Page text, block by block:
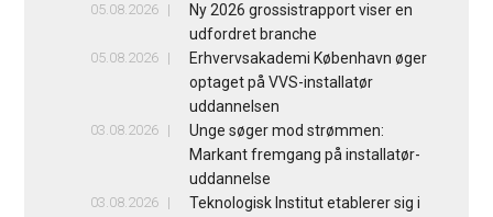
05.08.2026
Ny 2026 grossistrapport viser en
udfordret branche
05.08.2026
Erhvervsakademi København øger
optaget på VVS-installatør
uddannelsen
03.08.2026
Unge søger mod strømmen:
Markant fremgang på installatør-
uddannelse
03.08.2026
Teknologisk Institut etablerer sig i